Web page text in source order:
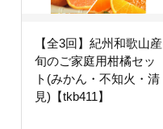
【全3回】紀州和歌山産
旬のご家庭用柑橘セッ
ト(みかん・不知火・清
見)【tkb411】